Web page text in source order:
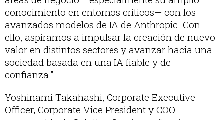
conocimiento en entornos críticos— con los
avanzados modelos de IA de Anthropic. Con
ello, aspiramos a impulsar la creación de nuevo
valor en distintos sectores y avanzar hacia una
sociedad basada en una IA fiable y de
confianza.”
Yoshinami Takahashi, Corporate Executive
Officer, Corporate Vice President y COO